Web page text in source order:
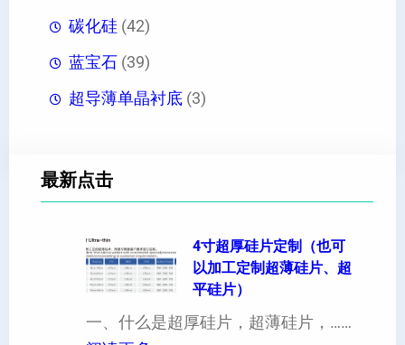
碳化硅 (42)
蓝宝石 (39)
超导薄单晶衬底 (3)
最新点击
4寸超厚硅片定制（也可
以加工定制超薄硅片、超
平硅片）
一、什么是超厚硅片，超薄硅片，……